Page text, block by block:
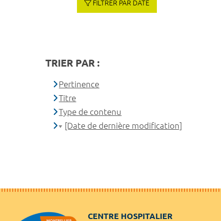
FILTRER PAR DATE
TRIER PAR :
Pertinence
Titre
Type de contenu
[Date de dernière modification]
CENTRE HOSPITALIER